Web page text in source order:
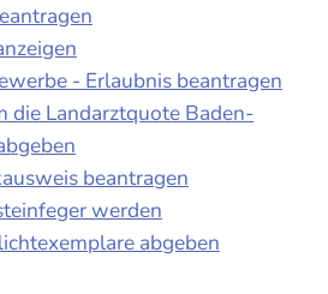
- Erlaubnis beantragen
die Landarztquote Baden-
beantragen
werden
abgeben